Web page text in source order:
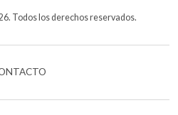
Todos los derechos reservados.